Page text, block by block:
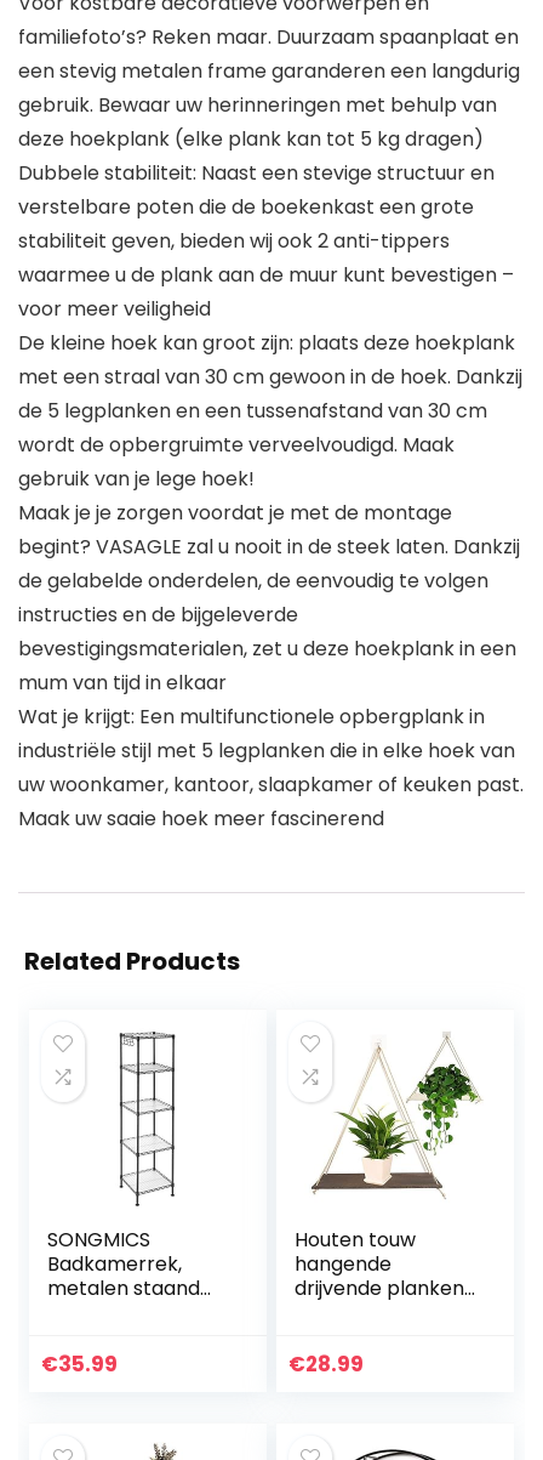
familiefoto’s? Reken maar. Duurzaam spaanplaat en
een stevig metalen frame garanderen een langdurig
gebruik. Bewaar uw herinneringen met behulp van
deze hoekplank (elke plank kan tot 5 kg dragen)
Dubbele stabiliteit: Naast een stevige structuur en
verstelbare poten die de boekenkast een grote
stabiliteit geven, bieden wij ook 2 anti-tippers
waarmee u de plank aan de muur kunt bevestigen –
voor meer veiligheid
De kleine hoek kan groot zijn: plaats deze hoekplank
met een straal van 30 cm gewoon in de hoek. Dankzij
de 5 legplanken en een tussenafstand van 30 cm
wordt de opbergruimte verveelvoudigd. Maak
gebruik van je lege hoek!
Maak je je zorgen voordat je met de montage
begint? VASAGLE zal u nooit in de steek laten. Dankzij
de gelabelde onderdelen, de eenvoudig te volgen
instructies en de bijgeleverde
bevestigingsmaterialen, zet u deze hoekplank in een
mum van tijd in elkaar
Wat je krijgt: Een multifunctionele opbergplank in
industriële stijl met 5 legplanken die in elke hoek van
uw woonkamer, kantoor, slaapkamer of keuken past.
Maak uw saaie hoek meer fascinerend
Related Products
SONGMICS
Badkamerrek,
metalen staand
met 5 PP-platen,
€35.99
Houten touw
hangende
drijvende planken
plank, muur
€28.99